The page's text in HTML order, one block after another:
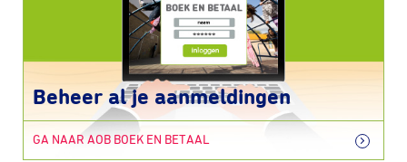
Beheer al je aanmeldingen
GA NAAR AOB BOEK EN BETAAL